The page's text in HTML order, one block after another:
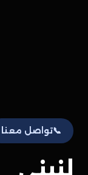
📞تواصل معنا